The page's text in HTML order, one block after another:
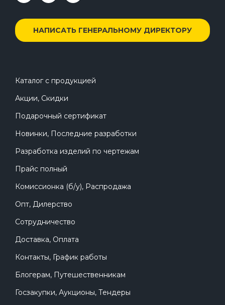
НАПИСАТЬ ГЕНЕРАЛЬНОМУ ДИРЕКТОРУ
Каталог с продукцией
Акции, Скидки
Подарочный сертификат
Новинки, Последние разработки
Разработка изделий по чертежам
Прайс полный
Комиссионка (б/у), Распродажа
Опт, Дилерство
Сотрудничество
Доставка, Оплата
Контакты, График работы
Блогерам, Путешественникам
Госзакупки, Аукционы, Тендеры